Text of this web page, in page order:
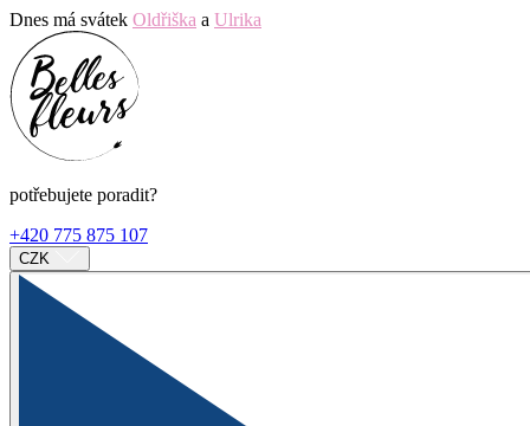
Dnes má svátek Oldřiška a Ulrika
potřebujete poradit?
+420 775 875 107
CZK